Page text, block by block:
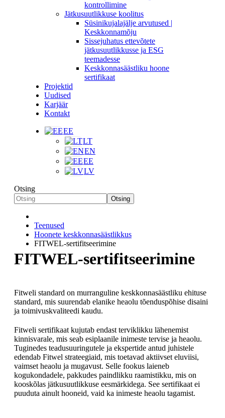
kontrollimine
Jätkusuutlikkuse koolitus
Süsinikujalajälje arvutused |
Keskkonnamõju
Sissejuhatus ettevõtete
jätkusuutlikkusse ja ESG
teemadesse
Keskkonnasäästliku hoone
sertifikaat
Projektid
Uudised
Karjäär
Kontakt
EE
LT
EN
EE
LV
Otsing
Otsing
Teenused
Hoonete keskkonnasäästlikkus
FITWEL-sertifitseerimine
FITWEL-sertifitseerimine
Fitweli standard on murranguline keskkonnasäästliku ehituse
standard, mis suurendab elanike heaolu tõenduspõhise disaini
ja toimivuskvaliteedi kaudu.
Fitweli sertifikaat kujutab endast terviklikku lähenemist
kinnisvarale, mis seab esiplaanile inimeste tervise ja heaolu.
Tuginedes teadusuuringutele ja ekspertide antud juhistele
edendab Fitwel strateegiaid, mis toetavad aktiivset eluviisi,
vaimset heaolu ja mugavust. Selle fookus laieneb
kogukondadele, pakkudes paindlikku raamistikku, mis on
kooskõlas jätkusuutlikkuse eesmärkidega. See sertifikaat ei
puuduta ainult hooneid, vaid ka inimeste heaolu tagamist.